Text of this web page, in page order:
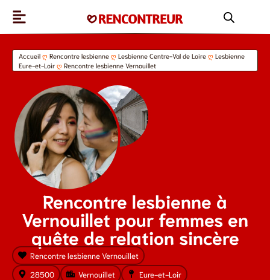
Accueil ღ Rencontre lesbienne ღ Lesbienne Centre-Val de Loire ღ Lesbienne
Eure-et-Loir ღ Rencontre lesbienne Vernouillet
Rencontre lesbienne à
Vernouillet pour femmes en
quête de relation sincère
Rencontre lesbienne Vernouillet
28500
Vernouillet Eure-et-Loir